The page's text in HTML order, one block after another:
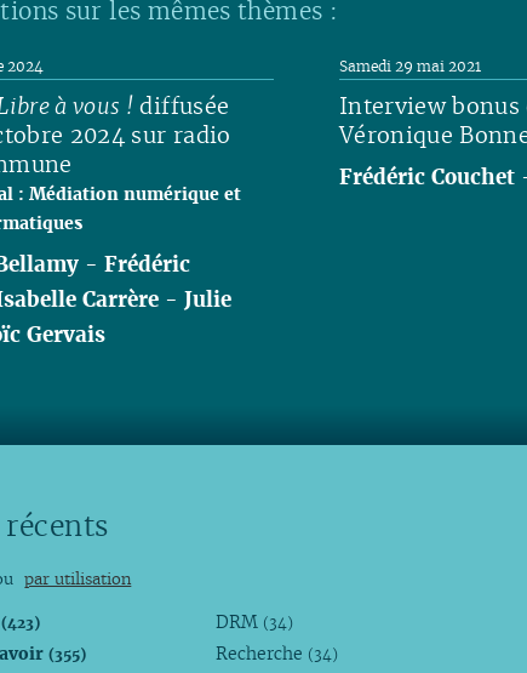
sur les mêmes thèmes :
à vous ! diffusée
2024 sur radio
: Médiation numérique et
2024
- Frédéric
Carrère - Julie
Gervais
Interview bonus
Véronique
Samedi 29 mai 2021
Frédéric Couchet
par utilisation
(423)
(355)
DRM (34)
Recherche (34)